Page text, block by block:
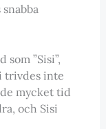
”Sisi”,
trivdes inte
mycket tid
och Sisi